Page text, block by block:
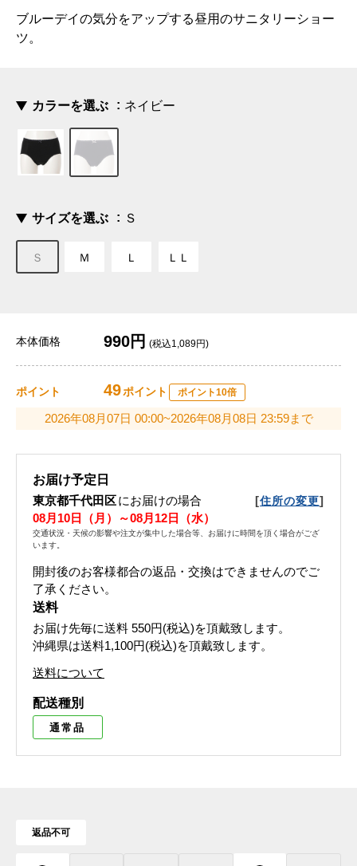
ブルーデイの気分をアップする昼用のサニタリーショー
ツ。
カラーを選ぶ ネイビー
サイズを選ぶ Ｓ
Ｓ Ｍ Ｌ ＬＬ
本体価格 990円 (税込1,089円)
ポイント 49ポイント ポイント10倍
2026年08月07日 00:00~2026年08月08日 23:59まで
お届け予定日
東京都千代田区にお届けの場合 [住所の変更]
08月10日（月）～08月12日（水）
交通状況・天候の影響や注文が集中した場合等、お届けに時間を頂く場合がござ
います。
開封後のお客様都合の返品・交換はできませんのでご
了承ください。
送料
お届け先毎に送料 550円(税込)を頂戴致します。
沖縄県は送料1,100円(税込)を頂戴致します。
送料について
配送種別
通常品
返品不可